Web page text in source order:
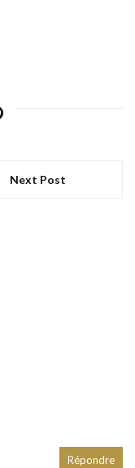
Next Post
Répondre